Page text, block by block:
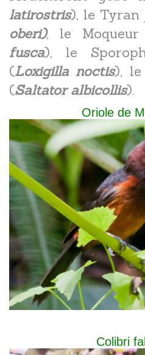
latirostris), le Tyran
oberi), le
fusca), le
(Loxigilla noctis), le
(Saltator albicollis).
Oriole de
Colibri